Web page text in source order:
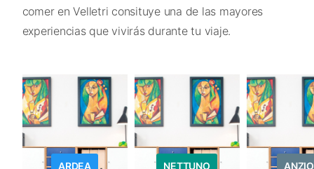
comer en Velletri consituye una de las mayores
experiencias que vivirás durante tu viaje.
ARDEA NETTUNO ANZIO